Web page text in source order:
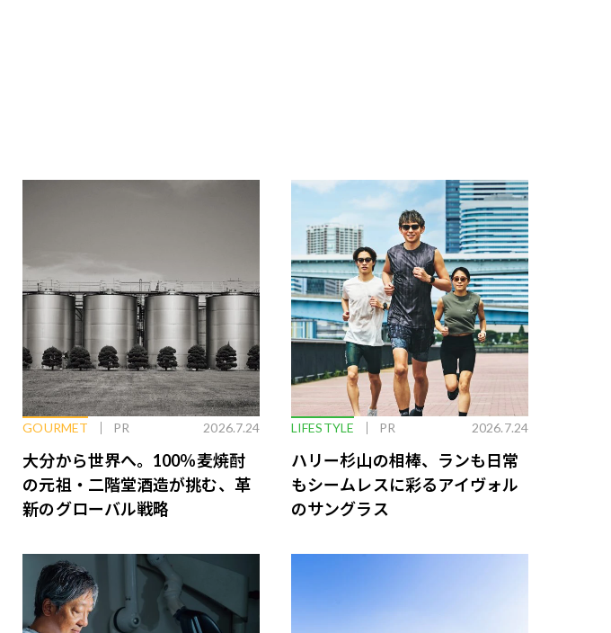
GOURMET PR 2026.7.24
大分から世界へ。100％麦焼酎
の元祖・二階堂酒造が挑む、革
新のグローバル戦略
LIFESTYLE PR 2026.7.24
ハリー杉山の相棒、ランも日常
もシームレスに彩るアイヴォル
のサングラス